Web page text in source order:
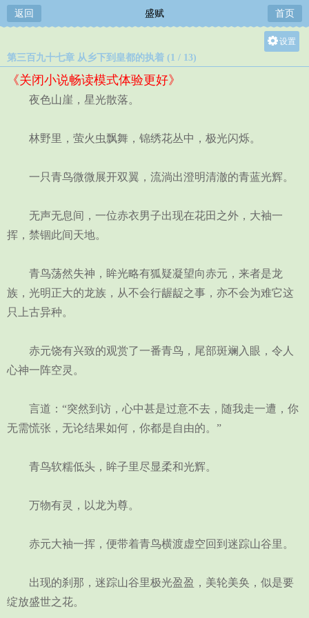
返回 盛赋 首页
设置
第三百九十七章 从乡下到皇都的执着 (1 / 13)
《关闭小说畅读模式体验更好》
夜色山崖，星光散落。
林野里，萤火虫飘舞，锦绣花丛中，极光闪烁。
一只青鸟微微展开双翼，流淌出澄明清澈的青蓝光辉。
无声无息间，一位赤衣男子出现在花田之外，大袖一
挥，禁锢此间天地。
青鸟荡然失神，眸光略有狐疑凝望向赤元，来者是龙
族，光明正大的龙族，从不会行龌龊之事，亦不会为难它这
只上古异种。
赤元饶有兴致的观赏了一番青鸟，尾部斑斓入眼，令人
心神一阵空灵。
言道：“突然到访，心中甚是过意不去，随我走一遭，你
无需慌张，无论结果如何，你都是自由的。”
青鸟软糯低头，眸子里尽显柔和光辉。
万物有灵，以龙为尊。
赤元大袖一挥，便带着青鸟横渡虚空回到迷踪山谷里。
出现的刹那，迷踪山谷里极光盈盈，美轮美奂，似是要
绽放盛世之花。